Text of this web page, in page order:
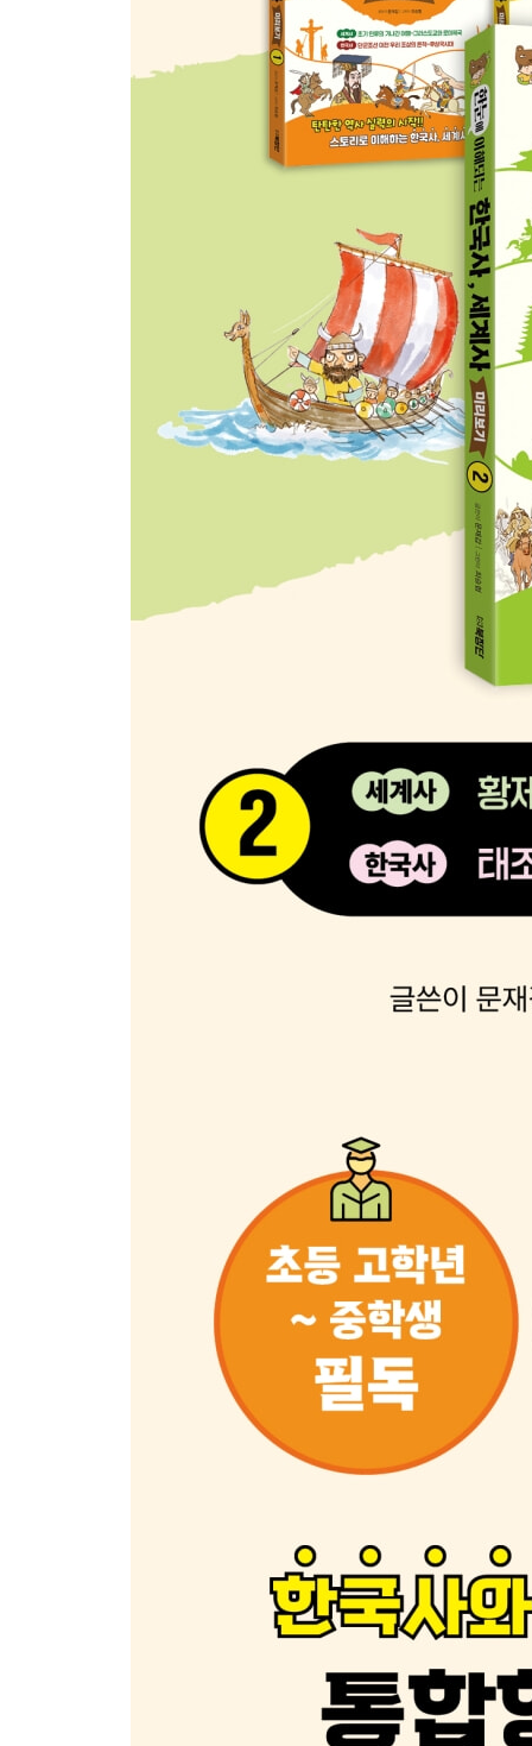
한국사3 - 불패 신화의 몽골군을 꺾은 피난민들
7. 신성로마제국의 대공위시대와 한자동맹 / 몽골
세계사1 - 상인들의 이익 단체, 한자(Hansa)동맹 결
세계사2 - 신성로마제국의 권력 공백기, 대공위시대
한국사1 - 금속활자로 찍은 『상정고금예문』과
한국사2 - 『팔만대장경』을 판각하다
한국사3 - 몽골의 3차 침입과 불타버린 황룡사 9층
8. 아비뇽 유수로 권위를 잃은 교황 / 부마국이 된
세계사1 - 십자군 전쟁 실패와 중산 계급의 등장
세계사2 - 교황 몰락의 상징적 사건, 아비뇽 유수
한국사1 - 최 씨 세습 정권, 62년 만의 실각
한국사3 - 원나라 개국과 고려, 그리고 삼별초의 항
9. 영국과 프랑스의 백년전쟁과 르네상스 / 공민왕
세계사1 - 영국과 프랑스의 왕위 계승권 갈등
세계사2 - 백년전쟁의 선물, 이탈리아 르네상스
한국사1 - 임금다운 임금이 되고 싶었던 공민왕
한국사3 - 공민왕과 노국대장공주, 그리고 신돈
10. 죽음을 부르는 전염병, 흑사병 유행 / 위화도 회
세계사1 - 유럽 전역을 죽음으로 몰고 간 흑사병
세계사2 - 흑사병이 탄생시킨 명작 『데카메론』
한국사3 - 이성계의 실권 장악과 고려의 멸망